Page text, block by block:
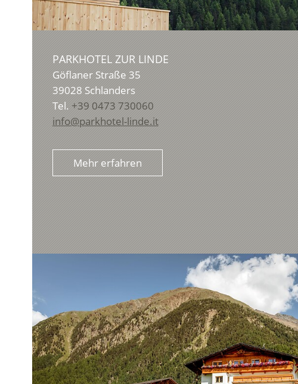
PARKHOTEL ZUR LINDE
Göflaner Straße 35
39028 Schlanders
Tel. +39 0473 730060
info@parkhotel-linde.it
Mehr erfahren